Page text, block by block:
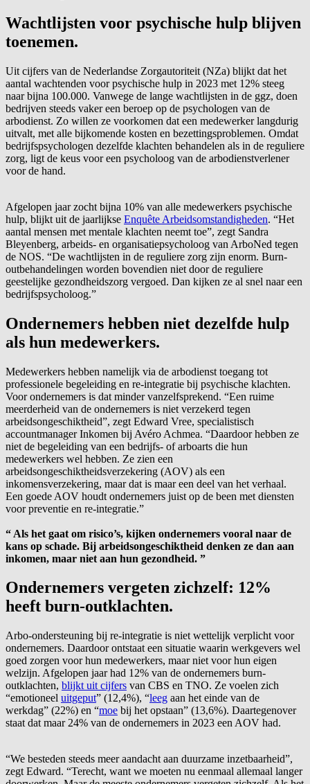
Wachtlijsten voor psychische hulp blijven
toenemen.
Uit cijfers van de Nederlandse Zorgautoriteit (NZa) blijkt dat het
aantal wachtenden voor psychische hulp in 2023 met 12% steeg
naar bijna 100.000. Vanwege de lange wachtlijsten in de ggz, doen
bedrijven steeds vaker een beroep op de psychologen van de
arbodienst. Zo willen ze voorkomen dat een medewerker langdurig
uitvalt, met alle bijkomende kosten en bezettingsproblemen. Omdat
bedrijfspsychologen dezelfde klachten behandelen als in de reguliere
zorg, ligt de keus voor een psycholoog van de arbodienstverlener
voor de hand.
Afgelopen jaar zocht bijna 10% van alle medewerkers psychische
hulp, blijkt uit de jaarlijkse Enquête Arbeidsomstandigheden. “Het
aantal mensen met mentale klachten neemt toe”, zegt Sandra
Bleyenberg, arbeids- en organisatiepsycholoog van ArboNed tegen
de NOS. “De wachtlijsten in de reguliere zorg zijn enorm. Burn-
outbehandelingen worden bovendien niet door de reguliere
geestelijke gezondheidszorg vergoed. Dan kijken ze al snel naar een
bedrijfspsycholoog.”
Ondernemers hebben niet dezelfde hulp
als hun medewerkers.
Medewerkers hebben namelijk via de arbodienst toegang tot
professionele begeleiding en re-integratie bij psychische klachten.
Voor ondernemers is dat minder vanzelfsprekend. “Een ruime
meerderheid van de ondernemers is niet verzekerd tegen
arbeidsongeschiktheid”, zegt Edward Vree, specialistisch
accountmanager Inkomen bij Avéro Achmea. “Daardoor hebben ze
niet de begeleiding van een bedrijfs- of arboarts die hun
medewerkers wel hebben. Ze zien een
arbeidsongeschiktheidsverzekering (AOV) als een
inkomensverzekering, maar dat is maar een deel van het verhaal.
Een goede AOV houdt ondernemers juist op de been met diensten
voor preventie en re-integratie.”
“ Als het gaat om risico’s, kijken ondernemers vooral naar de
kans op schade. Bij arbeidsongeschiktheid denken ze dan aan
inkomen, maar niet aan hun gezondheid. ”
Ondernemers vergeten zichzelf: 12%
heeft burn-outklachten.
Arbo-ondersteuning bij re-integratie is niet wettelijk verplicht voor
ondernemers. Daardoor ontstaat een situatie waarin werkgevers wel
goed zorgen voor hun medewerkers, maar niet voor hun eigen
welzijn. Afgelopen jaar had 12% van de ondernemers burn-
outklachten, blijkt uit cijfers van CBS en TNO. Ze voelen zich
“emotioneel uitgeput” (12,4%), “leeg aan het einde van de
werkdag” (22%) en “moe bij het opstaan” (13,6%). Daartegenover
staat dat maar 24% van de ondernemers in 2023 een AOV had.
“We besteden steeds meer aandacht aan duurzame inzetbaarheid”,
zegt Edward. “Terecht, want we moeten nu eenmaal allemaal langer